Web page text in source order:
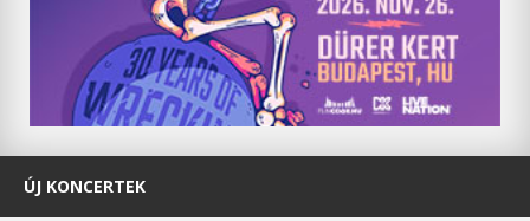
ÚJ KONCERTEK